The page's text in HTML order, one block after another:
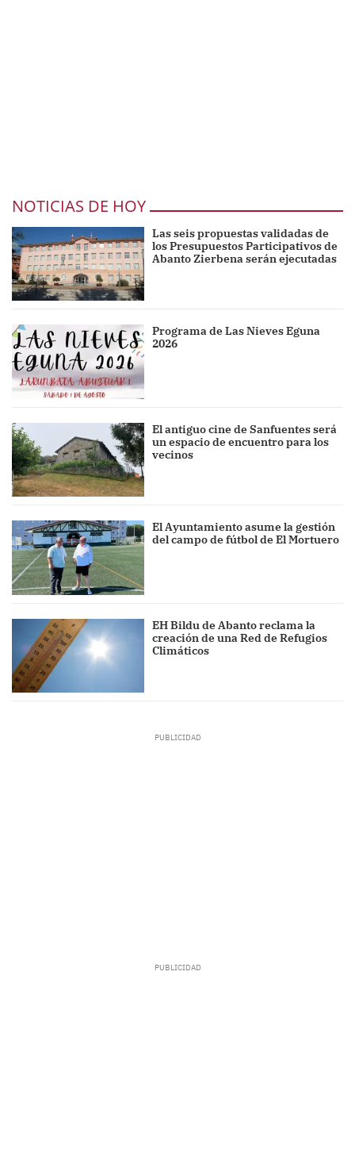
NOTICIAS DE HOY
Las seis propuestas validadas de
los Presupuestos Participativos de
Abanto Zierbena serán ejecutadas
Programa de Las Nieves Eguna
2026
El antiguo cine de Sanfuentes será
un espacio de encuentro para los
vecinos
El Ayuntamiento asume la gestión
del campo de fútbol de El Mortuero
EH Bildu de Abanto reclama la
creación de una Red de Refugios
Climáticos